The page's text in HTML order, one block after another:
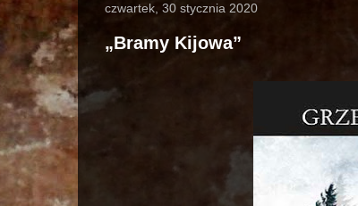
czwartek, 30 stycznia 2020
„Bramy Kijowa”